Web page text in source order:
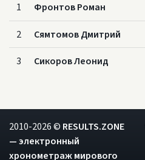
1 Фронтов Роман
2 Сямтомов Дмитрий
3 Сикоров Леонид
2010-2026 © RESULTS.ZONE
— электронный
хронометраж мирового